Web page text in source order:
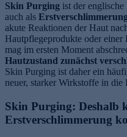
Skin Purging ist der
auch als Erstverschlimmerung
akute Reaktionen der Haut
Hautpflegeprodukte oder
mag im ersten Moment
Hautzustand zunächst
Skin Purging ist daher ein
neuer, starker Wirkstoffe in die
Skin Purging: Deshalb
Erstverschlimmerung